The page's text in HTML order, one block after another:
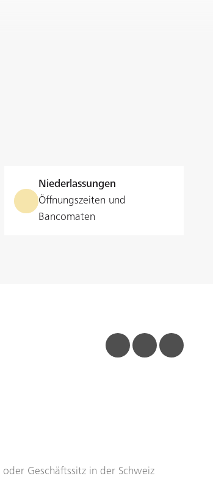
Niederlassungen
Öffnungszeiten und
Bancomaten
Geschäftssitz in der Schweiz